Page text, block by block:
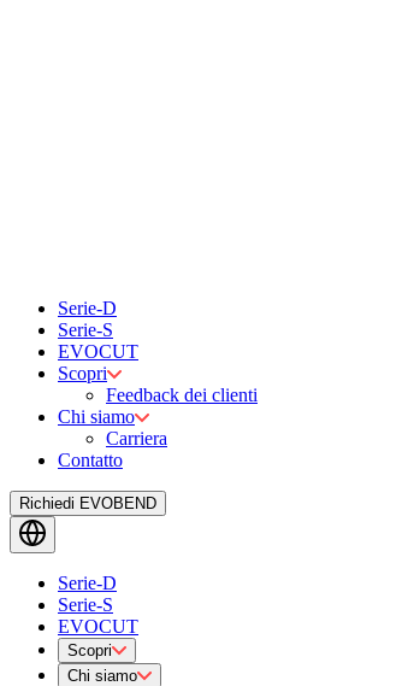
Serie-D
Serie-S
EVOCUT
Scopri
Feedback dei clienti
Chi siamo
Carriera
Contatto
Richiedi EVOBEND
Serie-D
Serie-S
EVOCUT
Scopri
Chi siamo